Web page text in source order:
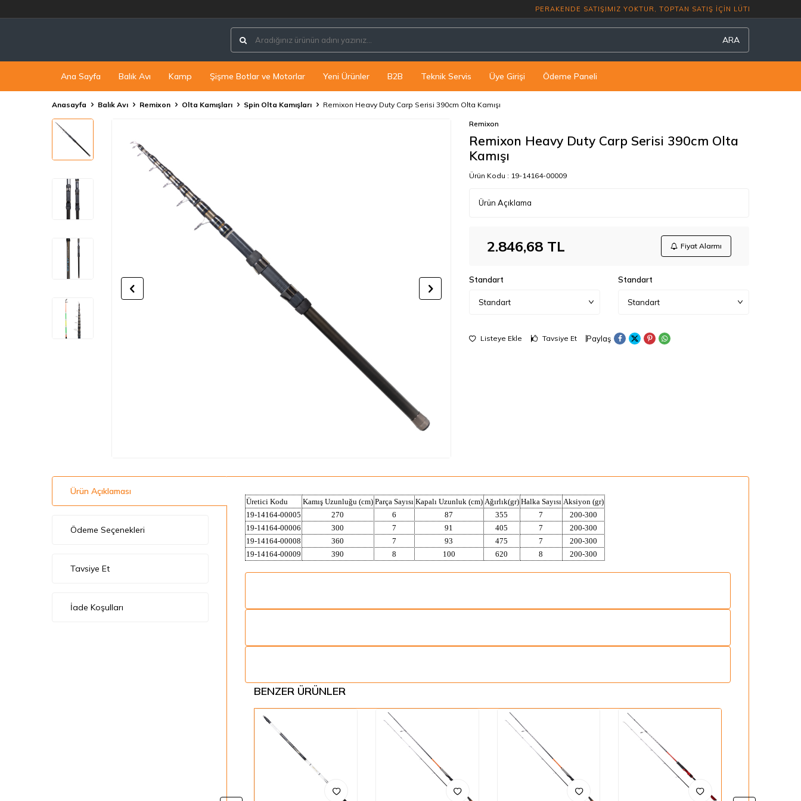
PERAKENDE SATIŞIMIZ YOKTUR, TOPTAN
ARA
Ana Sayfa Balık Avı Kamp Şişme Botlar ve Motorlar Yeni Ürünler B2B Teknik Servis Üye Girişi Ödeme Paneli
Anasayfa Balık Avı Remixon Olta Kamışları Spin Olta Kamışları Remixon Heavy Duty Carp Serisi 390cm Olta Kamışı
Remixon
Remixon Heavy Duty Carp Serisi 390cm Olta
Kamışı
Ürün Kodu : 19-14164-00009
Ürün Açıklama
2.846,68 TL Fiyat Alarmı
Standart Standart
Listeye Ekle Tavsiye Et Paylaş
Ürün Açıklaması
Ödeme Seçenekleri
Tavsiye Et
İade Koşulları
Üretici Kodu Kamış Uzunluğu (cm) Parça Sayısı Kapalı Uzunluk (cm) Ağırlık(gr) Halka Sayısı Aksiyon (gr)
19-14164-00005
270 6 87 355 7
200-300
19-14164-00006
300 7 91 405 7
200-300
19-14164-00008
360 7 93 475 7
200-300
19-14164-00009
390 8 100 620 8 200-300
BENZER ÜRÜNLER